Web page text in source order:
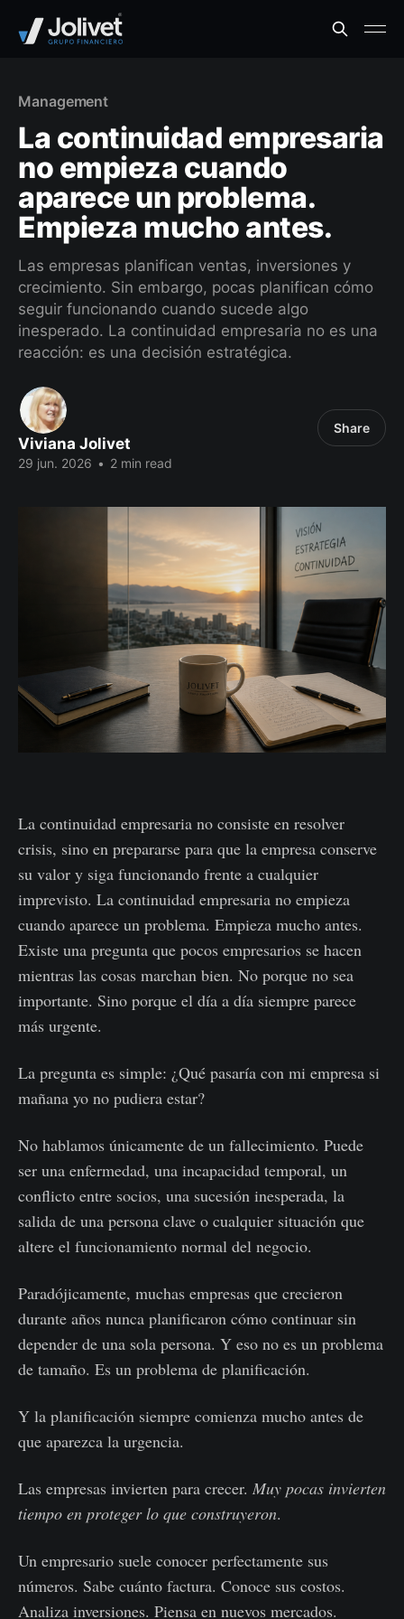
Management
La continuidad empresaria
no empieza cuando
aparece un problema.
Empieza mucho antes.
Las empresas planifican ventas, inversiones y
crecimiento. Sin embargo, pocas planifican cómo
seguir funcionando cuando sucede algo
inesperado. La continuidad empresaria no es una
reacción: es una decisión estratégica.
Viviana Jolivet
29 jun. 2026 • 2 min read
Share
La continuidad empresaria no consiste en resolver
crisis, sino en prepararse para que la empresa conserve
su valor y siga funcionando frente a cualquier
imprevisto. La continuidad empresaria no empieza
cuando aparece un problema. Empieza mucho antes.
Existe una pregunta que pocos empresarios se hacen
mientras las cosas marchan bien. No porque no sea
importante. Sino porque el día a día siempre parece
más urgente.
La pregunta es simple: ¿Qué pasaría con mi empresa si
mañana yo no pudiera estar?
No hablamos únicamente de un fallecimiento. Puede
ser una enfermedad, una incapacidad temporal, un
conflicto entre socios, una sucesión inesperada, la
salida de una persona clave o cualquier situación que
altere el funcionamiento normal del negocio.
Paradójicamente, muchas empresas que crecieron
durante años nunca planificaron cómo continuar sin
depender de una sola persona. Y eso no es un problema
de tamaño. Es un problema de planificación.
Y la planificación siempre comienza mucho antes de
que aparezca la urgencia.
Las empresas invierten para crecer. Muy pocas invierten
tiempo en proteger lo que construyeron.
Un empresario suele conocer perfectamente sus
números. Sabe cuánto factura. Conoce sus costos.
Analiza inversiones. Piensa en nuevos mercados.